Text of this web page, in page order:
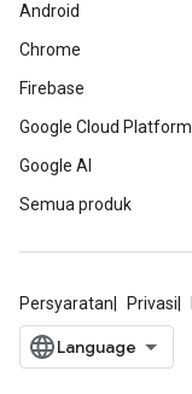
Android
Chrome
Firebase
Google Cloud Platform
Google AI
Semua produk
Persyaratan Privasi